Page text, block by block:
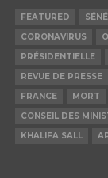
FEATURED
CORONAVIRUS
PRÉSIDENTIELLE
REVUE DE PRESSE
FRANCE
MORT
CONSEIL DES
KHALIFA SALL